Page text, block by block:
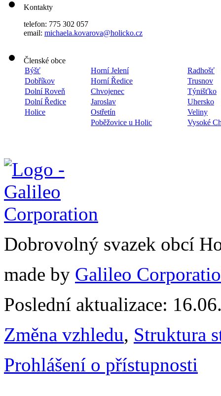
Kontakty
telefon: 775 302 057
email: michaela.kovarova@holicko.cz
Členské obce
Býšť
Horní Jelení
Radhošť
Dobříkov
Horní Ředice
Trusnov
Dolní Roveň
Chvojenec
Týnišťko
Dolní Ředice
Jaroslav
Uhersko
Holice
Ostřetín
Veliny
Poběžovice u Holic
Vysoké
Dobrovolný svazek obcí
made by Galileo
Poslední aktualizace:
Změna vzhledu, Struktura
Prohlášení o přístupnosti